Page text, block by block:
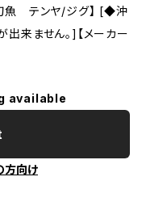
魚 テンヤ/ジグ】 [◆沖
来ません。]【メーカー
available
方向け